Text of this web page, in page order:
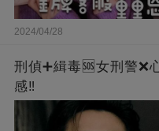
2024/04/28
刑偵➕緝毒🆘女刑警❌
感‼️